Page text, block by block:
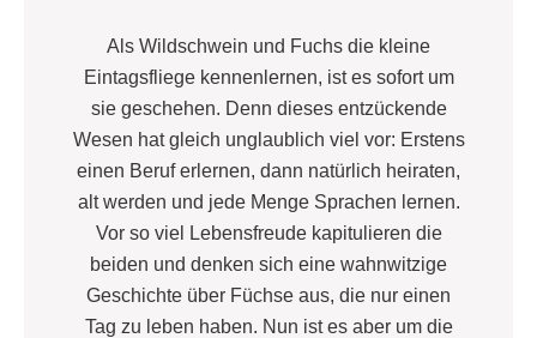
Als Wildschwein und Fuchs die kleine
Eintagsfliege kennenlernen, ist es sofort um
sie geschehen. Denn dieses entzückende
Wesen hat gleich unglaublich viel vor: Erstens
einen Beruf erlernen, dann natürlich heiraten,
alt werden und jede Menge Sprachen lernen.
Vor so viel Lebensfreude kapitulieren die
beiden und denken sich eine wahnwitzige
Geschichte über Füchse aus, die nur einen
Tag zu leben haben. Nun ist es aber um die